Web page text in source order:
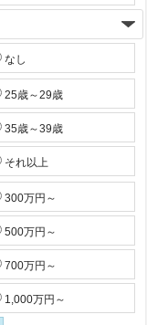
なし
25歳～29歳
35歳～39歳
それ以上
300万円～
500万円～
700万円～
1,000万円～